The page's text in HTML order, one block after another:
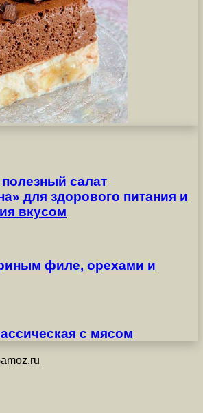
салат
для здорового питания и
вкусом
филе, орехами и
с мясом